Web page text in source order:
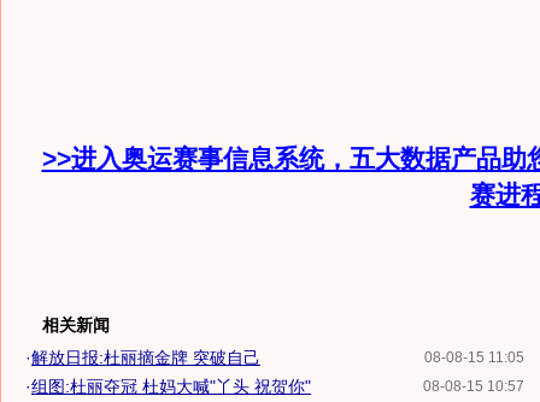
>>进入奥运赛事信息系统，五大数据产品助
赛进
相关新闻
08-08-15 11:05
·解放日报:杜丽摘金牌 突破自己
08-08-15 10:57
·组图:杜丽夺冠 杜妈大喊"丫头 祝贺你"